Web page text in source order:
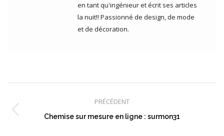
en tant qu'ingénieur et écrit ses articles
la nuit!! Passionné de design, de mode
et de décoration.
article
PRÉCÉDENT
Article
Chemise sur mesure en ligne : surmon31